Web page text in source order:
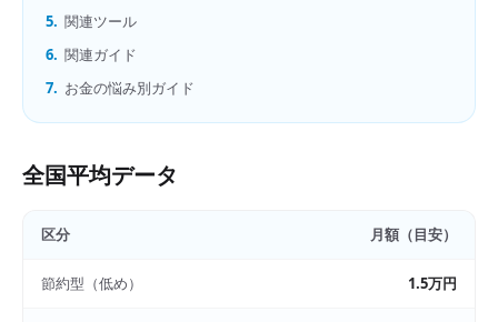
5. 関連ツール
6. 関連ガイド
7. お金の悩み別ガイド
全国平均データ
区分 月額（目安）
節約型（低め） 1.5万円